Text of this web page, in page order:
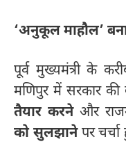
‘अनुकूल माहौल’
पूर्व मुख्यमंत्री के
मणिपुर में सरकार
तैयार करनेऔर
को सुलझानेपर चर्चा